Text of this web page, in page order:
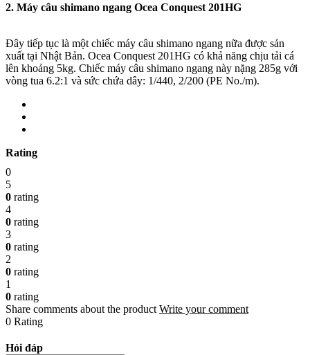
2. Máy câu shimano ngang Ocea Conquest 201HG
Đây tiếp tục là một chiếc máy câu shimano ngang nữa được sản
xuất tại Nhật Bản. Ocea Conquest 201HG có khả năng chịu tải cá
lên khoảng 5kg. Chiếc máy câu shimano ngang này nặng 285g với
vòng tua 6.2:1 và sức chứa dây: 1/440, 2/200 (PE No./m).
Rating
0
5
0 rating
4
0 rating
3
0 rating
2
0 rating
1
0 rating
Share comments about the product Write your comment
0 Rating
Hỏi đáp